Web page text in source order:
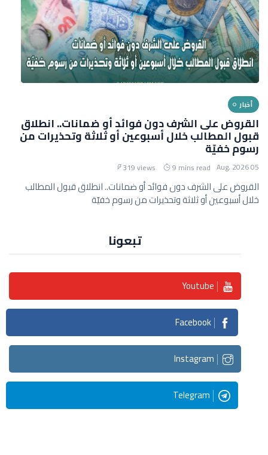
أخبار
القروض على الشرف دون فوائد أو ضمانات.. انطلاق
قبول المطالب خلال أسبوعين أو ثلاثة وتحذيرات من
رسوم خفيّة
05 Aug, 2026
9 mins read
319 views
القروض على الشرف دون فوائد أو ضمانات.. انطلاق قبول المطالب
خلال أسبوعين أو ثلاثة وتحذيرات من رسوم خفيّة
تبعونا
Youtube
Facebook
Instagram
Telegram